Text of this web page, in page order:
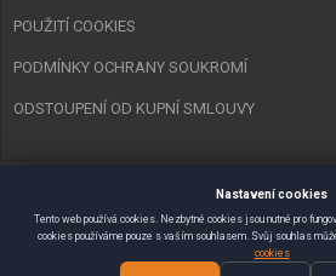
POUŽITÍ COOKIES
PODMÍNKY OCHRANY SOUKROMÍ
ODSTOUPENÍ OD KUPNÍ SMLOUVY
Copyright © 2023 Spurt Zlín s.r.o. Všechna
VytvořilSEMAKIN.CZ:: E-shopy & Weby
Nastavení cookies
Tento web používá cookies. Nezbytné cookies jsou nutné pro
cookies používáme pouze s vaším souhlasem. Svůj souhlas
cookies